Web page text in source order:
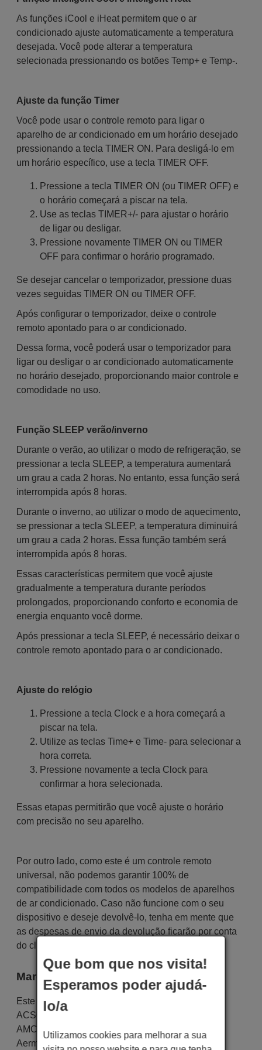
As funções iCool e iHeat permitem que o ar
condicionado ajuste automaticamente a temperatura
desejada. Você pode alterar a temperatura
selecionada pressionando os botões Temp+ e Temp-.
Ajuste da função Timer
Você pode usar o controle remoto para ligar o
aparelho de ar condicionado em um horário desejado
pressionando a tecla TIMER ON. Para desligá-lo em
um horário específico, use a tecla TIMER OFF.
Pressione a tecla TIMER ON (ou TIMER OFF) e
o horário começará a piscar na tela.
Use as teclas TIMER+/- para ajustar o horário
de ligar ou desligar.
Pressione novamente TIMER ON ou TIMER
OFF para confirmar o horário programado.
Se desejar cancelar o temporizador, pressione duas
vezes seguidas TIMER ON ou TIMER OFF.
Após configurar o temporizador, deixe o controle
remoto apontado para o ar condicionado.
Dessa forma, você poderá usar o temporizador para
ligar ou desligar o ar condicionado automaticamente
no horário desejado, proporcionando maior controle e
comodidade no uso.
Função SLEEP verão/inverno
Durante o verão, ao utilizar o modo de refrigeração, se
pressionar a tecla SLEEP, a temperatura aumentará
um grau a cada 2 horas. No entanto, essa função será
interrompida após 8 horas.
Durante o inverno, ao utilizar o modo de aquecimento,
se pressionar a tecla SLEEP, a temperatura diminuirá
um grau a cada 2 horas. Essa função também será
interrompida após 8 horas.
Essas características permitem que você ajuste
gradualmente a temperatura durante períodos
prolongados, proporcionando conforto e economia de
energia enquanto você dorme.
Após pressionar a tecla SLEEP, é necessário deixar o
controle remoto apontado para o ar condicionado.
Ajuste do relógio
Pressione a tecla Clock e a hora começará a
piscar na tela.
Utilize as teclas Time+ e Time- para selecionar a
hora correta.
Pressione novamente a tecla Clock para
confirmar a hora selecionada.
Essas etapas permitirão que você ajuste o horário
com precisão no seu aparelho.
Por outro lado, como este é um controle remoto
universal, não podemos garantir 100% de
compatibilidade com todos os modelos de aparelhos
de ar condicionado. Caso não funcione com o seu
dispositivo e deseje devolvê-lo, tenha em mente que
as despesas de envio da devolução ficarão por conta
do cliente.
Marcas
Este comando serve para as seguintes marcas:
ACSOM
AMCOR,AMICO AOKE APTON
Aermec, Aire+ Airwell ,Argo
Que bom que nos visita!
Esperamos poder ajudá-
lo/a
Utilizamos cookies para melhorar a sua